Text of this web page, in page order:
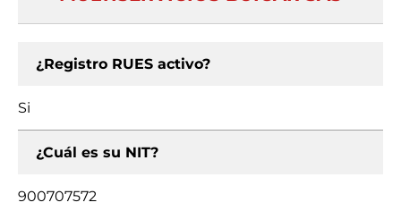
¿Registro RUES activo?
Si
¿Cuál es su NIT?
900707572